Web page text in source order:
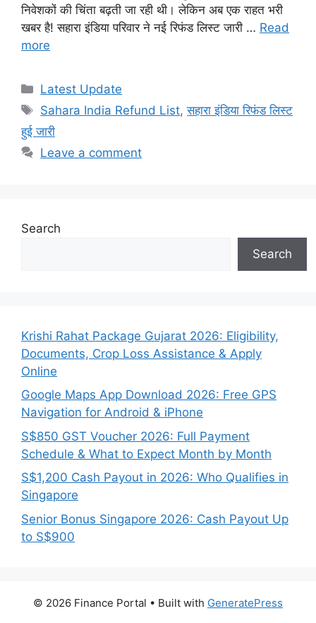
निवेशकों की चिंता बढ़ती जा रही थी। लेकिन अब एक राहत भरी
खबर है! सहारा इंडिया परिवार ने नई रिफंड लिस्ट जारी … Read
more
Categories
Latest Update
Tags
Sahara India Refund List,सहारा इंडिया रिफंड लिस्ट
हुई जारी
Leave a comment
Search
Search
Krishi Rahat Package Gujarat 2026: Eligibility,
Documents, Crop Loss Assistance & Apply
Online
Google Maps App Download 2026: Free GPS
Navigation for Android & iPhone
S$850 GST Voucher 2026: Full Payment
Schedule & What to Expect Month by Month
S$1,200 Cash Payout in 2026: Who Qualifies in
Singapore
Senior Bonus Singapore 2026: Cash Payout Up
to S$900
© 2026 Finance Portal • Built with GeneratePress